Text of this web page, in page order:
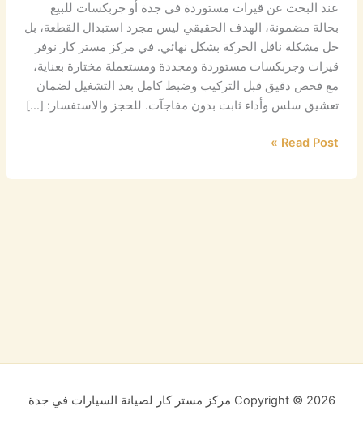
عند البحث عن قيرات مستوردة في جدة أو جربكسات للبيع
بحالة مضمونة، الهدف الحقيقي ليس مجرد استبدال القطعة، بل
حل مشكلة ناقل الحركة بشكل نهائي. في مركز مستر كار نوفر
قيرات وجربكسات مستوردة ومجددة ومستعملة مختارة بعناية،
مع فحص دقيق قبل التركيب وضبط كامل بعد التشغيل لضمان
تعشيق سلس وأداء ثابت بدون مفاجآت. للحجز والاستفسار: […]
Read Post »
Copyright © 2026 مركز مستر كار لصيانة السيارات في جدة